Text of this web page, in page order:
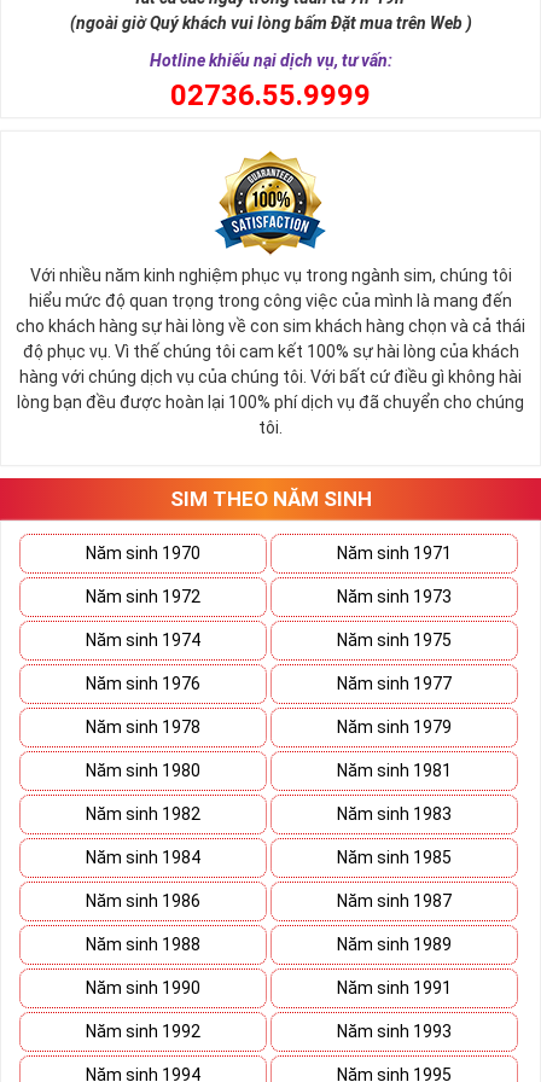
nói cách khác thì số 8 cũng là con số biểu tượng cho thần tài ban
Sim Lục Quý 8 Có Ý Nghĩa Gì?
Với những người có mệnh hợp với con số 8 này thường thì họ sẽ
vào quá trình làm việc, họ luôn biết giữ kỷ luật, có cá tính và ý chí
Khi làm việc họ luôn biết cách sáng tạo, dồn toàn bộ tâm huyết
cho công việc.
Như vậy, sim lục quý 8 là sự hội tụ của 6 số 8 tạo nên một bản điệp
khúc với sự phát tài, phát lộc, phát thuận lợi. Sử dụngsim số
đẹp lục quý8 đồng nghĩa với việc bạn đến gần hơn với thần may
mắn cũng như gần hơn với sự thành công.
Số 8 thuộc hành Thổ, do vậy sim lục quý 8 rất thích hợp với những
người thuộc mệnh Thổ và mệnh Kim. Những người mệnh khác
cũng có thể sử dụng nhưng cần kết hợp với những đầu số phù hợp.
Sim đẹp lục quý 8 là sim số đẹp có giá trị cao thứ hai trong dòng
sim tứ quý. Đây là số điện thoại may mắn, nhiều tài lộc, được nhiều
doanh nhân quan tâm và lựa chọn sử dụng.
Phương pháp chọn sim số đẹp lục quý 8
(ngoài giờ Quý khách vui lòng bấm Đặt mua trên Web )
Hotline khiếu nại dịch vụ, tư vấn:
02736.55.9999
Với nhiều năm kinh nghiệm phục vụ trong ngành sim, chúng tôi
hiểu mức độ quan trọng trong công việc của mình là mang đến
cho khách hàng sự hài lòng về con sim khách hàng chọn và cả thái
độ phục vụ. Vì thế chúng tôi cam kết 100% sự hài lòng của khách
hàng với chúng dịch vụ của chúng tôi. Với bất cứ điều gì không hài
lòng bạn đều được hoàn lại 100% phí dịch vụ đã chuyển cho chúng
tôi.
SIM THEO NĂM SINH
Năm sinh 1970 Năm sinh 1971
Năm sinh 1972 Năm sinh 1973
Năm sinh 1974 Năm sinh 1975
Năm sinh 1976 Năm sinh 1977
Năm sinh 1978 Năm sinh 1979
Năm sinh 1980 Năm sinh 1981
Năm sinh 1982 Năm sinh 1983
Năm sinh 1984 Năm sinh 1985
Năm sinh 1986 Năm sinh 1987
Năm sinh 1988 Năm sinh 1989
Năm sinh 1990 Năm sinh 1991
Năm sinh 1992 Năm sinh 1993
Năm sinh 1994 Năm sinh 1995